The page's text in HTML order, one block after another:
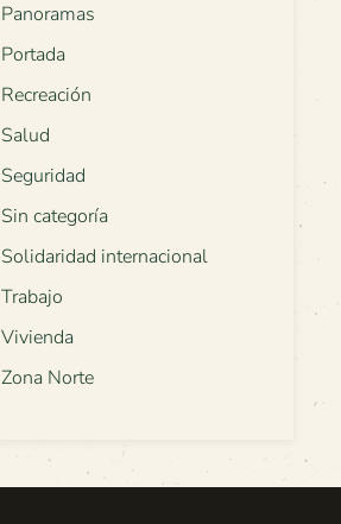
Panoramas
Portada
Recreación
Salud
Seguridad
Sin categoría
Solidaridad internacional
Trabajo
Vivienda
Zona Norte